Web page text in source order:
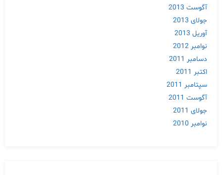
آگوست 2013
جولای 2013
آوریل 2013
نوامبر 2012
دسامبر 2011
اکتبر 2011
سپتامبر 2011
آگوست 2011
جولای 2011
نوامبر 2010